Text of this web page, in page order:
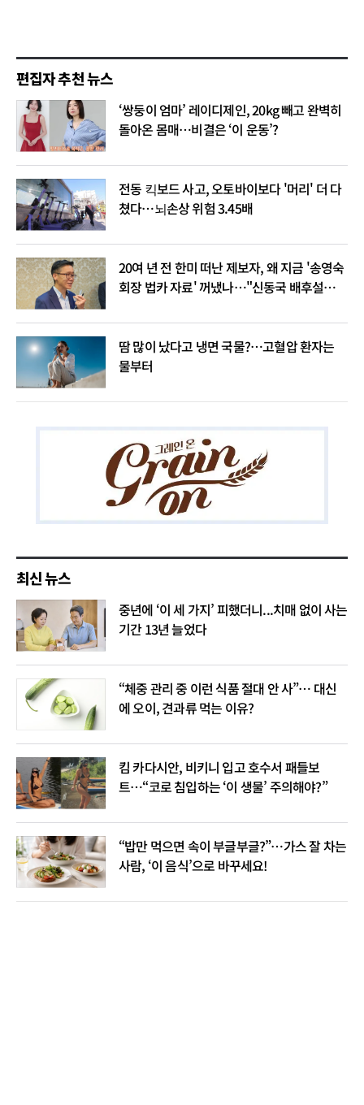
편집자 추천 뉴스
‘쌍둥이 엄마’ 레이디제인, 20kg 빼고 완벽히
돌아온 몸매…비결은 ‘이 운동’?
전동 킥보드 사고, 오토바이보다 '머리' 더 다
쳤다…뇌손상 위험 3.45배
20여 년 전 한미 떠난 제보자, 왜 지금 '송영숙
회장 법카 자료' 꺼냈나…"신동국 배후설은
땀 많이 났다고 냉면 국물?…고혈압 환자는
물부터
최신 뉴스
중년에 ‘이 세 가지’ 피했더니...치매 없이 사는
기간 13년 늘었다
“체중 관리 중 이런 식품 절대 안 사”… 대신
에 오이, 견과류 먹는 이유?
킴 카다시안, 비키니 입고 호수서 패들보
트…“코로 침입하는 ‘이 생물’ 주의해야?”
“밥만 먹으면 속이 부글부글?”…가스 잘 차는
사람, ‘이 음식’으로 바꾸세요!